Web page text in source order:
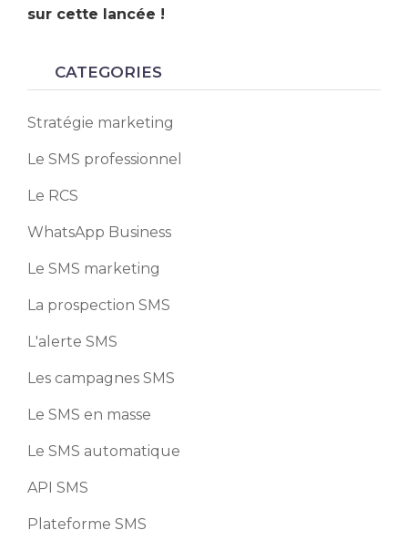
sur cette lancée !
CATEGORIES
Stratégie marketing
Le SMS professionnel
Le RCS
WhatsApp Business
Le SMS marketing
La prospection SMS
L'alerte SMS
Les campagnes SMS
Le SMS en masse
Le SMS automatique
API SMS
Plateforme SMS